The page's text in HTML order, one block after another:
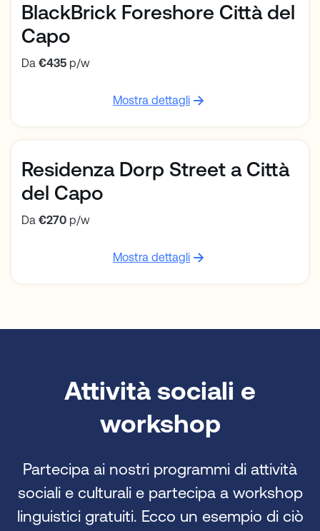
BlackBrick Foreshore Città del
Capo
Da €435 p/w
Mostra dettagli
Residenza Dorp Street a Città
del Capo
Da €270 p/w
Mostra dettagli
Attività sociali e
workshop
Partecipa ai nostri programmi di attività
sociali e culturali e partecipa a workshop
linguistici gratuiti. Ecco un esempio di ciò